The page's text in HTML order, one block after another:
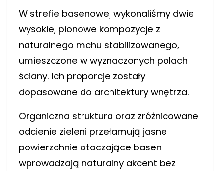
W strefie basenowej wykonaliśmy dwie
wysokie, pionowe kompozycje z
naturalnego mchu stabilizowanego,
umieszczone w wyznaczonych polach
ściany. Ich proporcje zostały
dopasowane do architektury wnętrza.
Organiczna struktura oraz zróżnicowane
odcienie zieleni przełamują jasne
powierzchnie otaczające basen i
wprowadzają naturalny akcent bez